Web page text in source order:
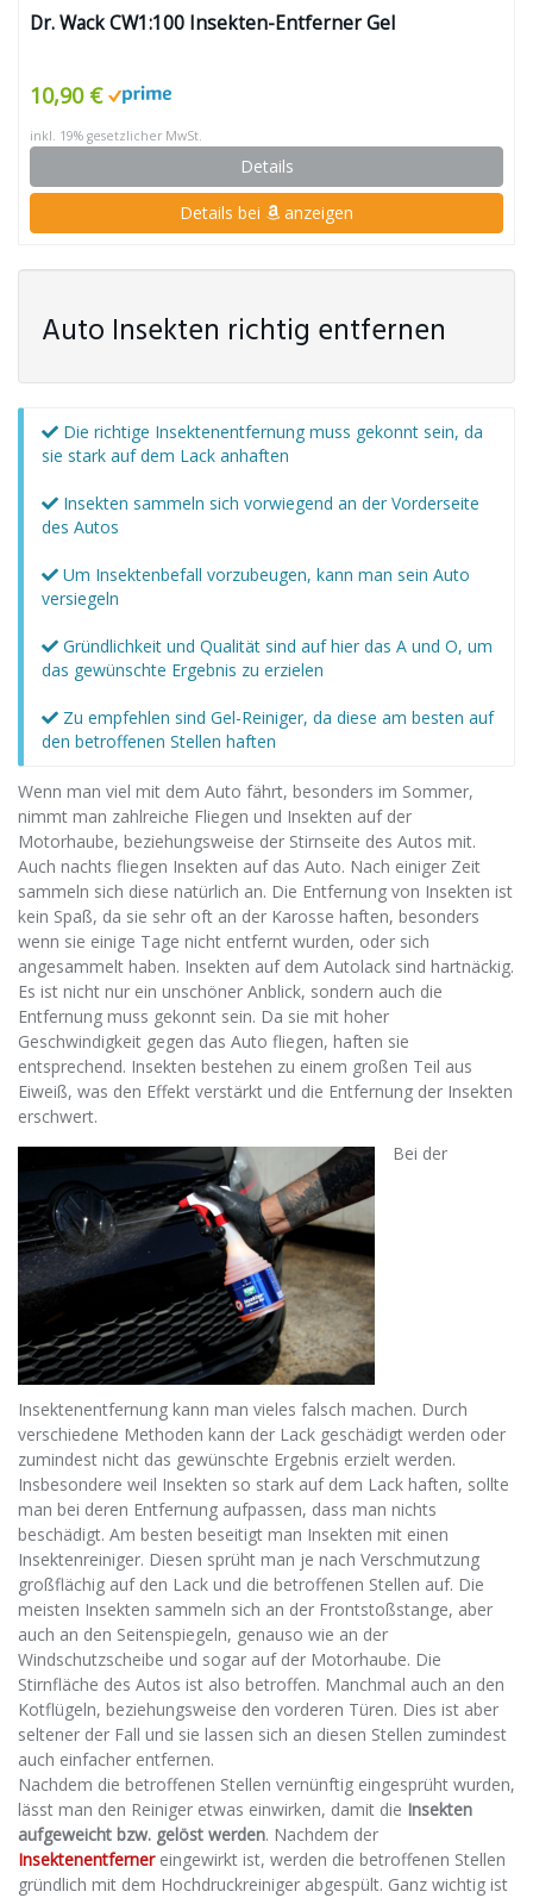
Dr. Wack CW1:100 Insekten-Entferner Gel
10,90 €
inkl. 19% gesetzlicher MwSt.
Details
Details bei anzeigen
Auto Insekten richtig entfernen
Die richtige Insektenentfernung muss gekonnt sein, da
sie stark auf dem Lack anhaften
Insekten sammeln sich vorwiegend an der Vorderseite
des Autos
Um Insektenbefall vorzubeugen, kann man sein Auto
versiegeln
Gründlichkeit und Qualität sind auf hier das A und O, um
das gewünschte Ergebnis zu erzielen
Zu empfehlen sind Gel-Reiniger, da diese am besten auf
den betroffenen Stellen haften
Wenn man viel mit dem Auto fährt, besonders im Sommer,
nimmt man zahlreiche Fliegen und Insekten auf der
Motorhaube, beziehungsweise der Stirnseite des Autos mit.
Auch nachts fliegen Insekten auf das Auto. Nach einiger Zeit
sammeln sich diese natürlich an. Die Entfernung von Insekten ist
kein Spaß, da sie sehr oft an der Karosse haften, besonders
wenn sie einige Tage nicht entfernt wurden, oder sich
angesammelt haben. Insekten auf dem Autolack sind hartnäckig.
Es ist nicht nur ein unschöner Anblick, sondern auch die
Entfernung muss gekonnt sein. Da sie mit hoher
Geschwindigkeit gegen das Auto fliegen, haften sie
entsprechend. Insekten bestehen zu einem großen Teil aus
Eiweiß, was den Effekt verstärkt und die Entfernung der Insekten
erschwert.
Bei der
Insektenentfernung kann man vieles falsch machen. Durch
verschiedene Methoden kann der Lack geschädigt werden oder
zumindest nicht das gewünschte Ergebnis erzielt werden.
Insbesondere weil Insekten so stark auf dem Lack haften, sollte
man bei deren Entfernung aufpassen, dass man nichts
beschädigt. Am besten beseitigt man Insekten mit einen
Insektenreiniger. Diesen sprüht man je nach Verschmutzung
großflächig auf den Lack und die betroffenen Stellen auf. Die
meisten Insekten sammeln sich an der Frontstoßstange, aber
auch an den Seitenspiegeln, genauso wie an der
Windschutzscheibe und sogar auf der Motorhaube. Die
Stirnfläche des Autos ist also betroffen. Manchmal auch an den
Kotflügeln, beziehungsweise den vorderen Türen. Dies ist aber
seltener der Fall und sie lassen sich an diesen Stellen zumindest
auch einfacher entfernen.
Nachdem die betroffenen Stellen vernünftig eingesprüht wurden,
lässt man den Reiniger etwas einwirken, damit die Insekten
aufgeweicht bzw. gelöst werden. Nachdem der
Insektenentfernereingewirkt ist, werden die betroffenen Stellen
gründlich mit dem Hochdruckreiniger abgespült. Ganz wichtig ist